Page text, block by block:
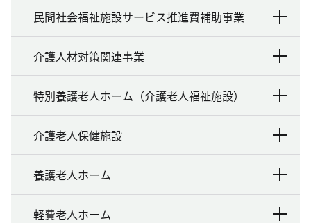
民間社会福祉施設サービス推進費補助事業
介護人材対策関連事業
特別養護老人ホーム（介護老人福祉施設）
介護老人保健施設
養護老人ホーム
軽費老人ホーム